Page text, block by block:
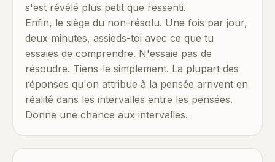
s'est révélé plus petit que ressenti.
Enfin, le siège du non-résolu. Une fois par jour,
deux minutes, assieds-toi avec ce que tu
essaies de comprendre. N'essaie pas de
résoudre. Tiens-le simplement. La plupart des
réponses qu'on attribue à la pensée arrivent en
réalité dans les intervalles entre les pensées.
Donne une chance aux intervalles.